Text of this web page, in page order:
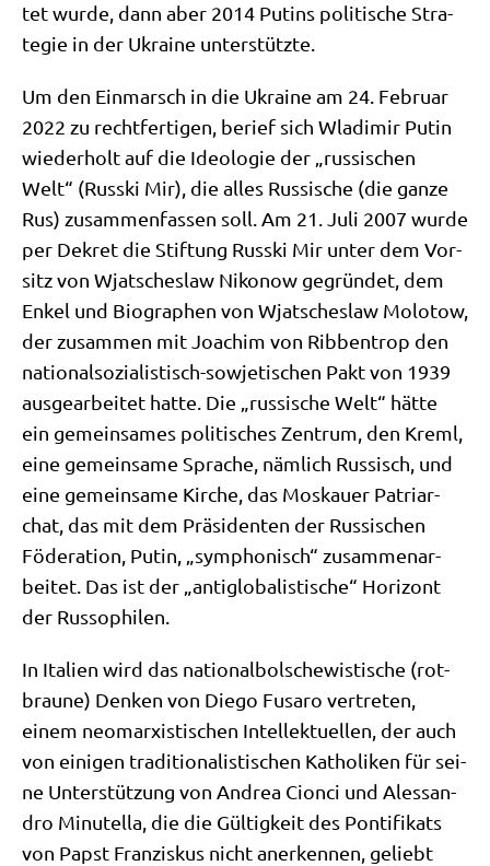
tet wur­de, dann aber 2014 Putins poli­ti­sche Stra­
te­gie in der Ukrai­ne unterstützte.
Um den Ein­marsch in die Ukrai­ne am 24. Febru­ar
2022 zu recht­fer­ti­gen, berief sich Wla­di­mir Putin
wie­der­holt auf die Ideo­lo­gie der „rus­si­schen
Welt“ (Rus­ski Mir), die alles Rus­si­sche (die gan­ze
Rus) zusam­men­fas­sen soll. Am 21. Juli 2007 wur­de
per Dekret die Stif­tung Rus­ski Mir unter dem Vor­
sitz von Wjat­sches­law Niko­now gegrün­det, dem
Enkel und Bio­gra­phen von Wjat­sches­law Molo­tow,
der zusam­men mit Joa­chim von Rib­ben­trop den
natio­nal­so­zia­li­stisch-sowje­ti­schen Pakt von 1939
aus­ge­ar­bei­tet hat­te. Die „rus­si­sche Welt“ hät­te
ein gemein­sa­mes poli­ti­sches Zen­trum, den Kreml,
eine gemein­sa­me Spra­che, näm­lich Rus­sisch, und
eine gemein­sa­me Kir­che, das Mos­kau­er Patri­ar­
chat, das mit dem Prä­si­den­ten der Rus­si­schen
Föde­ra­ti­on, Putin, „sym­pho­nisch“ zusam­men­ar­
bei­tet. Das ist der „anti­glo­ba­li­sti­sche“ Hori­zont
der Russophilen.
In Ita­li­en wird das natio­nal­bol­sche­wi­sti­sche (rot­
brau­ne) Den­ken von Die­go Fusaro ver­tre­ten,
einem neo­mar­xi­sti­schen Intel­lek­tu­el­len, der auch
von eini­gen tra­di­tio­na­li­sti­schen Katho­li­ken für sei­
ne Unter­stüt­zung von Andrea Cionci und Ales­san­
dro Minu­tel­la, die die Gül­tig­keit des Pon­ti­fi­kats
von Papst Fran­zis­kus nicht aner­ken­nen, geliebt